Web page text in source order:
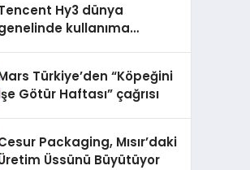
Hy3 dünya
kullanıma
Türkiye’den “Köpeğini
Götür Haftası” çağrısı
Packaging, Mısır’daki
Üssünü Büyütüyor